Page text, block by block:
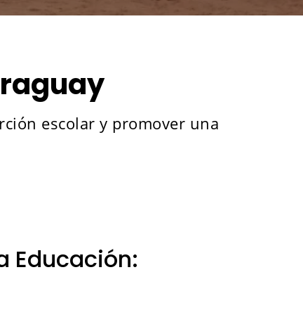
escolar y promover una
Educación: